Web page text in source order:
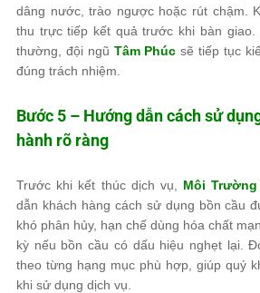
dâng nước, trào ngược hoặc rút chậm.
thu trực tiếp kết quả trước khi bàn giao.
thường, đội ngũ Tâm Phúc sẽ tiếp tục
đúng trách nhiệm.
Bước 5 – Hướng dẫn cách sử
hành rõ ràng
Trước khi kết thúc dịch vụ, Môi
dẫn khách hàng cách sử dụng bồn cầu
khó phân hủy, hạn chế dùng hóa chất
kỳ nếu bồn cầu có dấu hiệu nghẹt lại.
theo từng hạng mục phù hợp, giúp quý
khi sử dụng dịch vụ.